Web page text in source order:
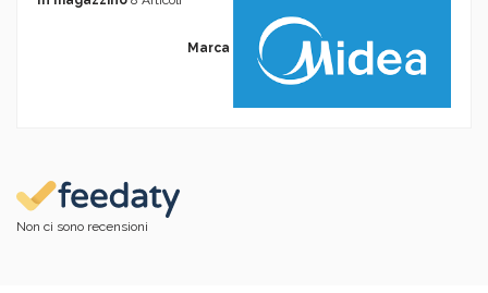
Marca
Non ci sono recensioni